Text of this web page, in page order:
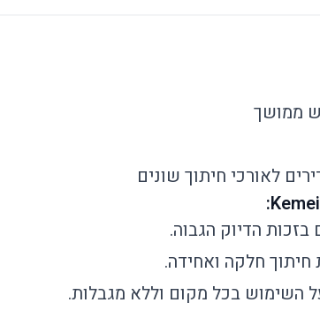
לאורכי חיתוך שונים
הדיוק הגבוה.
חיתוך חלקה ואחידה.
השימוש בכל מקום וללא מגבלות.